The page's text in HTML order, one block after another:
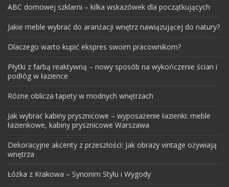
Kuchenne meble na wymiar: wady i zalety
ABC domowej szklarni – kilka wskazówek dla początkujących
Jakie meble wybrać do aranżacji wnętrz nawiązującej do natury?
Dlaczego warto kupić ekspres swoim pracownikom?
Płytki z farbą reaktywną – nowy sposób na wykończenie ścian i
podłóg w łazience
Różne oblicza tapety w modnych wnętrzach
Jak wybrać kabiny prysznicowe – wyposażenie łazienki: meble
łazienkowe, kabiny prysznicowe Warszawa
Dekoracyjne akcenty z przeszłości: Jak obrazy vintage ożywiają